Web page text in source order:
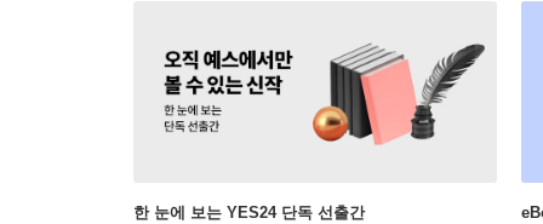
한 눈에 보는 YES24 단독 선출간